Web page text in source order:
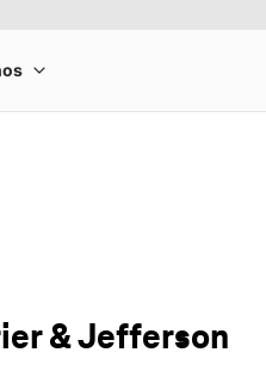
& Jefferson